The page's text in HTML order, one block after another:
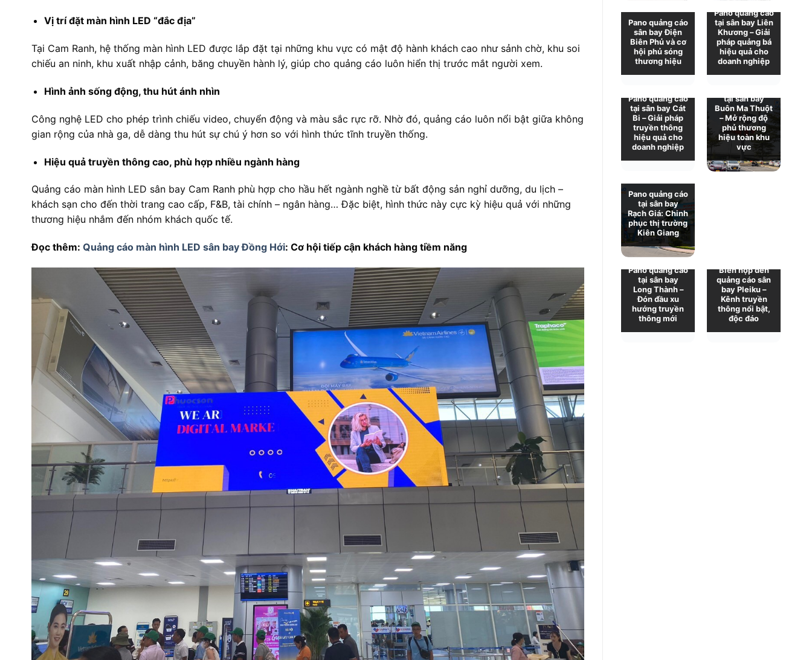
Vị trí đặt màn hình LED “đắc địa”
Tại Cam Ranh, hệ thống màn hình LED được lắp đặt tại những khu vực có mật độ hành khách cao như sảnh chờ, khu soi
chiếu an ninh, khu xuất nhập cảnh, băng chuyền hành lý, giúp cho quảng cáo luôn hiển thị trước mắt người xem.
Hình ảnh sống động, thu hút ánh nhìn
Công nghệ LED cho phép trình chiếu video, chuyển động và màu sắc rực rỡ. Nhờ đó, quảng cáo luôn nổi bật giữa không
gian rộng của nhà ga, dễ dàng thu hút sự chú ý hơn so với hình thức tĩnh truyền thống.
Hiệu quả truyền thông cao, phù hợp nhiều ngành hàng
Quảng cáo màn hình LED sân bay Cam Ranh phù hợp cho hầu hết ngành nghề từ bất động sản nghỉ dưỡng, du lịch –
khách sạn cho đến thời trang cao cấp, F&B, tài chính – ngân hàng… Đặc biệt, hình thức này cực kỳ hiệu quả với những
thương hiệu nhắm đến nhóm khách quốc tế.
Đọc thêm: Quảng cáo màn hình LED sân bay Đồng Hới: Cơ hội tiếp cận khách hàng tiềm năng
Pano quảng cáo
sân bay Điện
Biên Phủ và cơ
hội phủ sóng
thương hiệu
Pano quảng cáo
tại sân bay Liên
Khương – Giải
pháp quảng bá
hiệu quả cho
doanh nghiệp
Pano quảng cáo
tại sân bay Cát
Bi – Giải pháp
truyền thông
hiệu quả cho
doanh nghiệp
tại sân bay
Buôn Ma Thuột
– Mở rộng độ
phủ thương
hiệu toàn khu
vực
Pano quảng cáo
tại sân bay
Rạch Giá: Chinh
phục thị trường
Kiên Giang
Pano quảng cáo
tại sân bay Chu
Lai: Giới thiệu
và báo giá chi
tiết
Pano quảng cáo
tại sân bay
Long Thành –
Đón đầu xu
hướng truyền
thông mới
Biển hộp đèn
quảng cáo sân
bay Pleiku –
Kênh truyền
thông nổi bật,
độc đáo